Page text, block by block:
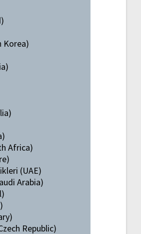
Korea)
Africa)
(UAE)
Arabia)
Republic)